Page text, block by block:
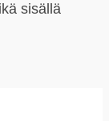
sisällä